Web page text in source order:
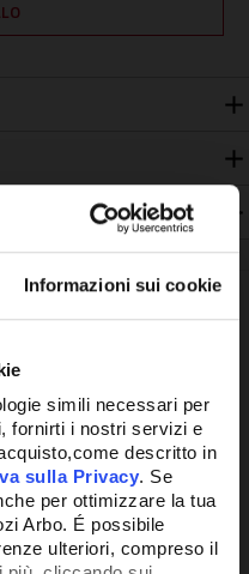
Informazioni sui cookie
simili necessari per
fornirti i nostri servizi e
descritto in
sulla Privacy. Se
per ottimizzare la tua
Arbo. É possibile
ulteriori, compreso il